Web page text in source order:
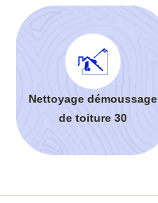
Nettoyage démoussage
de toiture 30